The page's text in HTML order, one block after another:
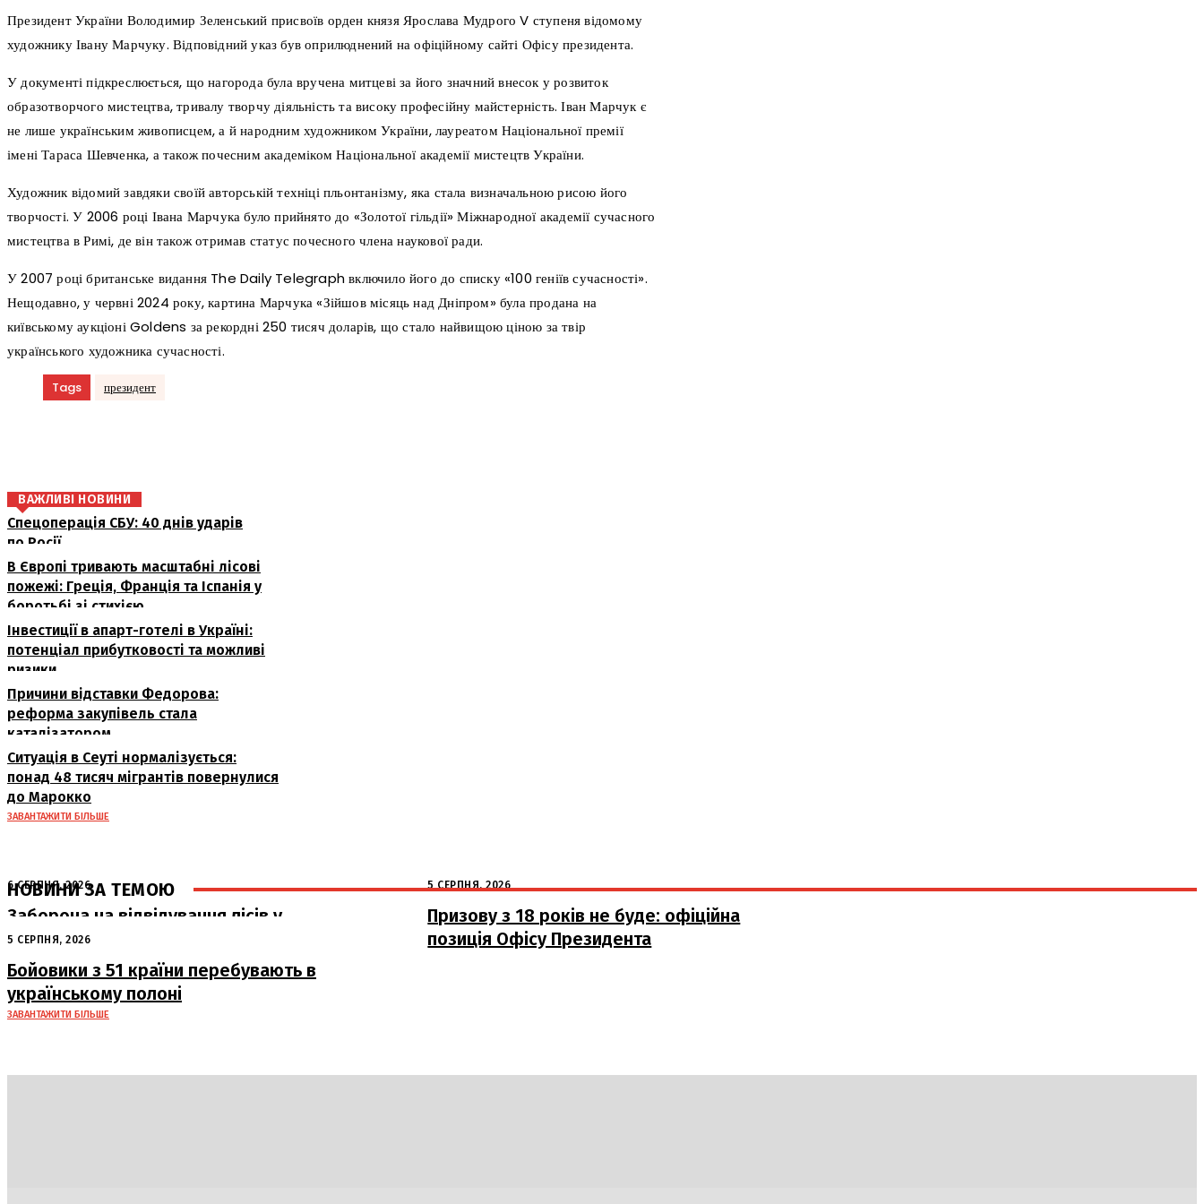
Президент України Володимир Зеленський присвоїв орден князя Ярослава Мудрого V ступеня відомому
художнику Івану Марчуку. Відповідний указ був оприлюднений на офіційному сайті Офісу президента.
У документі підкреслюється, що нагорода була вручена митцеві за його значний внесок у розвиток
образотворчого мистецтва, тривалу творчу діяльність та високу професійну майстерність. Іван Марчук є
не лише українським живописцем, а й народним художником України, лауреатом Національної премії
імені Тараса Шевченка, а також почесним академіком Національної академії мистецтв України.
Художник відомий завдяки своїй авторській техніці пльонтанізму, яка стала визначальною рисою його
творчості. У 2006 році Івана Марчука було прийнято до «Золотої гільдії» Міжнародної академії сучасного
мистецтва в Римі, де він також отримав статус почесного члена наукової ради.
У 2007 році британське видання The Daily Telegraph включило його до списку «100 геніїв сучасності».
Нещодавно, у червні 2024 року, картина Марчука «Зійшов місяць над Дніпром» була продана на
київському аукціоні Goldens за рекордні 250 тисяч доларів, що стало найвищою ціною за твір
українського художника сучасності.
Tags президент
ВАЖЛИВІ НОВИНИ
Спецоперація СБУ: 40 днів ударів
по Росії
В Європі тривають масштабні лісові
пожежі: Греція, Франція та Іспанія у
боротьбі зі стихією
Інвестиції в апарт-готелі в Україні:
потенціал прибутковості та можливі
ризики
Причини відставки Федорова:
реформа закупівель стала
каталізатором
Ситуація в Сеуті нормалізується:
понад 48 тисяч мігрантів повернулися
до Марокко
ЗАВАНТАЖИТИ БІЛЬШЕ
НОВИНИ ЗА ТЕМОЮ
6 СЕРПНЯ, 2026
Заборона на відвідування лісів у
Полтавській області: штрафи до 15
тисяч гривень
5 СЕРПНЯ, 2026
Призову з 18 років не буде: офіційна
позиція Офісу Президента
5 СЕРПНЯ, 2026
Бойовики з 51 країни перебувають в
українському полоні
ЗАВАНТАЖИТИ БІЛЬШЕ